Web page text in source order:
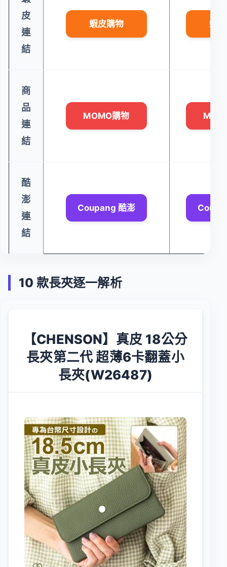
皮
連
結
蝦皮購物 蝦
商
品
連
結
MOMO購物
酷
澎
連
結
Coupang 酷澎
10 款長夾逐一解析
【CHENSON】真皮 18公分
長夾第二代 超薄6卡翻蓋小
長夾(W26487)